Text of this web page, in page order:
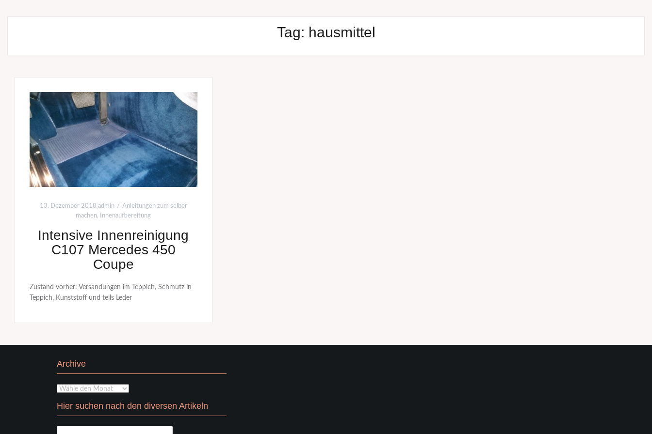
Tag: hausmittel
13. Dezember 2018 admin
Anleitungen zum selber
machen, Innenaufbereitung
Intensive Innenreinigung
C107 Mercedes 450
Coupe
Zustand vorher: Versandungen im Teppich, Schmutz in
Teppich, Kunststoff und teils Leder
Archive
Archive
Hier suchen nach den diversen Artikeln